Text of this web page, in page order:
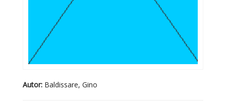
Autor: Baldissare, Gino